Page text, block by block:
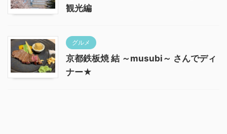
観光編
グルメ
京都鉄板焼 結 ～musubi～ さんでディ
ナー★